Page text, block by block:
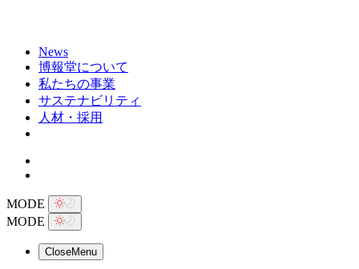
News
博報堂について
私たちの事業
サステナビリティ
人材・採用
MODE
MODE
CloseMenu